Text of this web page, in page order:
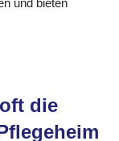
die